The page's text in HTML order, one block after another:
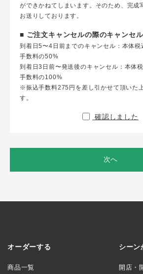
ができかねてしまいます。そのため、完成
お送りしております。
■ ご注文キャンセルの際のキャンセ
到着日5〜4日前までのキャンセル：本体税
手数料の50%
到着日3日前〜発送後のキャンセル：本体
手数料の100%
※振込手数料275円を差し引かせて頂いた
す。
確認しました
次へ
オーダーする
商品一覧
シーン
開店・